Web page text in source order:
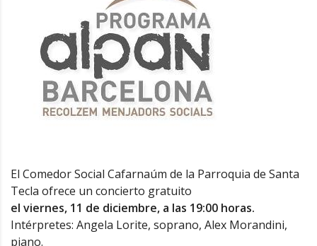
El Comedor Social Cafarnaúm de la Parroquia de Santa
Tecla ofrece un concierto gratuito
el viernes, 11 de diciembre, a las 19:00 horas.
Intérpretes: Angela Lorite, soprano, Alex Morandini,
piano.